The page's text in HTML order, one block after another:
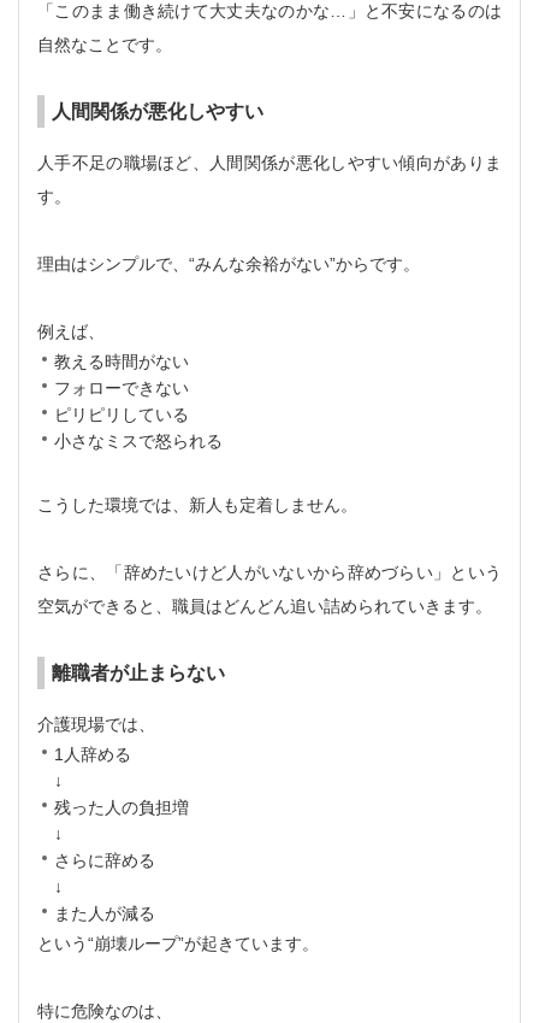
「このまま働き続けて大丈夫なのかな…」と不安になるのは
自然なことです。
人間関係が悪化しやすい
人手不足の職場ほど、人間関係が悪化しやすい傾向がありま
す。
理由はシンプルで、“みんな余裕がない”からです。
例えば、
教える時間がない
フォローできない
ピリピリしている
小さなミスで怒られる
こうした環境では、新人も定着しません。
さらに、「辞めたいけど人がいないから辞めづらい」という
空気ができると、職員はどんどん追い詰められていきます。
離職者が止まらない
介護現場では、
1人辞める
↓
残った人の負担増
↓
さらに辞める
↓
また人が減る
という“崩壊ループ”が起きています。
特に危険なのは、